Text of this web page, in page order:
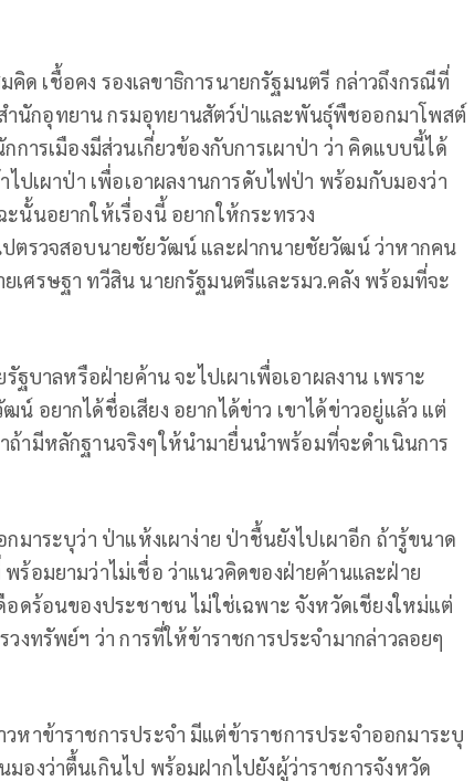
ด เชื้อคง รองเลขาธิการนายกรัฐมนตรี กล่าวถึงกรณีที่
นักอุทยาน กรมอุทยานสัตว์ป่าและพันธุ์พืชออกมาโพสต์
ารเมืองมีส่วนเกี่ยวข้องกับการเผาป่า ว่า คิดแบบนี้ได้
ไปเผาป่า เพื่อเอาผลงานการดับไฟป่า พร้อมกับมองว่า
นั้นอยากให้เรื่องนี้ อยากให้กระทรวง
ปตรวจสอบนายชัยวัฒน์ และฝากนายชัยวัฒน์ ว่าหากคน
เศรษฐา ทวีสิน นายกรัฐมนตรีและรมว.คลัง พร้อมที่จะ
ฐบาลหรือฝ่ายค้าน จะไปเผาเพื่อเอาผลงาน เพราะ
อยากได้ชื่อเสียง อยากได้ข่าว เขาได้ข่าวอยู่แล้ว แต่
ถ้ามีหลักฐานจริงๆให้นำมายื่นนำพร้อมที่จะดำเนินการ
าระบุว่า ป่าแห้งเผาง่าย ป่าชื้นยังไปเผาอีก ถ้ารู้ขนาด
ร้อมยามว่าไม่เชื่อ ว่าแนวคิดของฝ่ายค้านและฝ่าย
ดร้อนของประชาชน ไม่ใช่เฉพาะ จังหวัดเชียงใหม่แต่
งทรัพย์ฯ ว่า การที่ให้ข้าราชการประจำมากล่าวลอยๆ
หาข้าราชการประจำ มีแต่ข้าราชการประจำออกมาระบุ
องว่าตื้นเกินไป พร้อมฝากไปยังผู้ว่าราชการจังหวัด